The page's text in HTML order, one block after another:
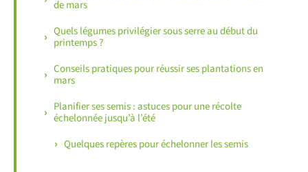
de mars
Quels légumes privilégier sous serre au début du
printemps ?
Conseils pratiques pour réussir ses plantations en
mars
Planifier ses semis : astuces pour une récolte
échelonnée jusqu’à l’été
Quelques repères pour échelonner les semis